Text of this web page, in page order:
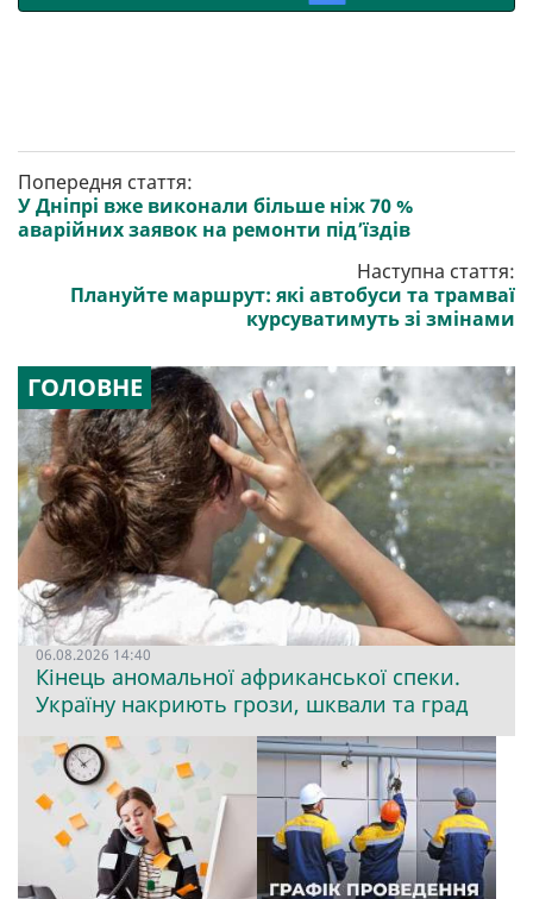
Попередня стаття:
У Дніпрі вже виконали більше ніж 70 %
аварійних заявок на ремонти під’їздів
Наступна стаття:
Плануйте маршрут: які автобуси та трамваї
курсуватимуть зі змінами
ГОЛОВНЕ
06.08.2026 14:40
Кінець аномальної африканської спеки.
Україну накриють грози, шквали та град